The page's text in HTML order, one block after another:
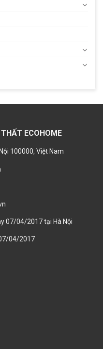
ECOHOME
100000, Việt Nam
07/04/2017 tại Hà Nội
04/2017